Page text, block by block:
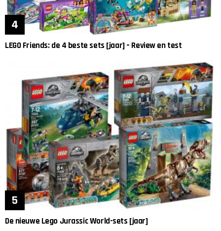
LEGO Friends: de 4 beste sets [jaar] – Review en test
De nieuwe Lego Jurassic World-sets [jaar]